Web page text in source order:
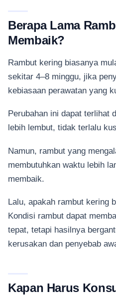
Berapa Lama
Membaik?
Rambut kering biasanya
sekitar 4–8 minggu, jika
kebiasaan perawatan yang
Perubahan ini dapat terlihat
lebih lembut, tidak terlalu
Namun, rambut yang
membutuhkan waktu lebih
membaik.
Lalu, apakah rambut kering
Kondisi rambut dapat
tepat, tetapi hasilnya
kerusakan dan penyebab
Kapan Harus